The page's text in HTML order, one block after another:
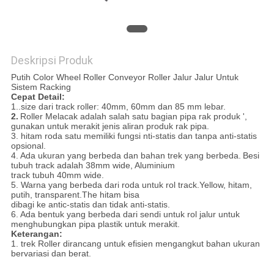
Deskripsi Produk
Putih Color Wheel Roller Conveyor Roller Jalur Jalur Untuk
Sistem Racking
Cepat Detail:
1..size dari track roller: 40mm, 60mm dan 85 mm lebar.
2. Roller Melacak adalah salah satu bagian pipa rak produk ',
gunakan untuk merakit jenis aliran produk rak pipa.
3. hitam roda satu memiliki fungsi nti-statis dan tanpa anti-statis
opsional.
4. Ada ukuran yang berbeda dan bahan trek yang berbeda. Besi
tubuh track adalah 38mm wide, Aluminium
track tubuh 40mm wide.
5. Warna yang berbeda dari roda untuk rol track.Yellow, hitam,
putih, transparent.The hitam bisa
dibagi ke antic-statis dan tidak anti-statis.
6. Ada bentuk yang berbeda dari sendi untuk rol jalur untuk
menghubungkan pipa plastik untuk merakit.
Keterangan:
1. trek Roller dirancang untuk efisien mengangkut bahan ukuran
bervariasi dan berat.